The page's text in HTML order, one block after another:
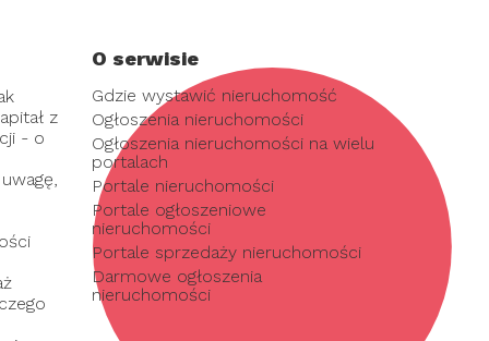
z
- o
O serwisie
Gdzie wystawić nieruchomość
Ogłoszenia nieruchomości
Ogłoszenia nieruchomości na wielu
portalach
Portale nieruchomości
Portale ogłoszeniowe
nieruchomości
Portale sprzedaży nieruchomości
Darmowe ogłoszenia
nieruchomości